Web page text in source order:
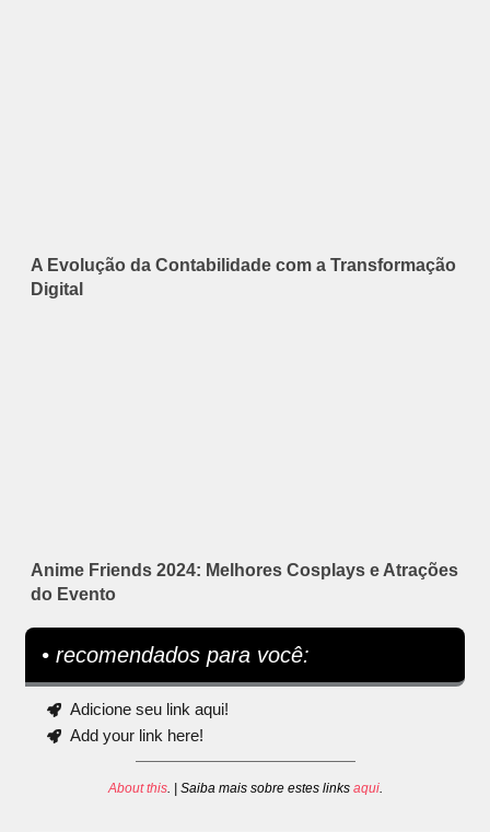
A Evolução da Contabilidade com a Transformação
Digital
Anime Friends 2024: Melhores Cosplays e Atrações
do Evento
• recomendados para você:
Adicione seu link aqui!
Add your link here!
About this. | Saiba mais sobre estes links aqui.